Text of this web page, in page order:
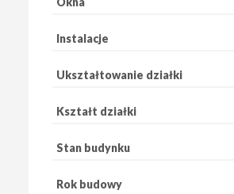
Instalacje
Ukształtowanie działki
Kształt działki
Stan budynku
Rok budowy